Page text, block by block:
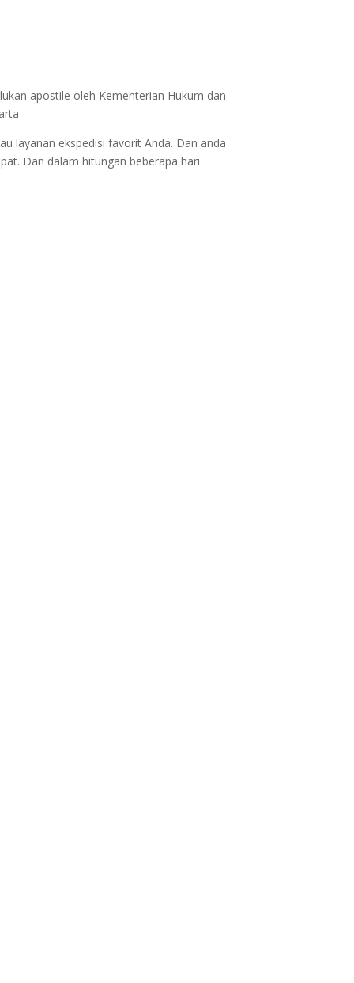
apostile oleh Kementerian Hukum dan
layanan ekspedisi favorit Anda. Dan anda
Dan dalam hitungan beberapa hari